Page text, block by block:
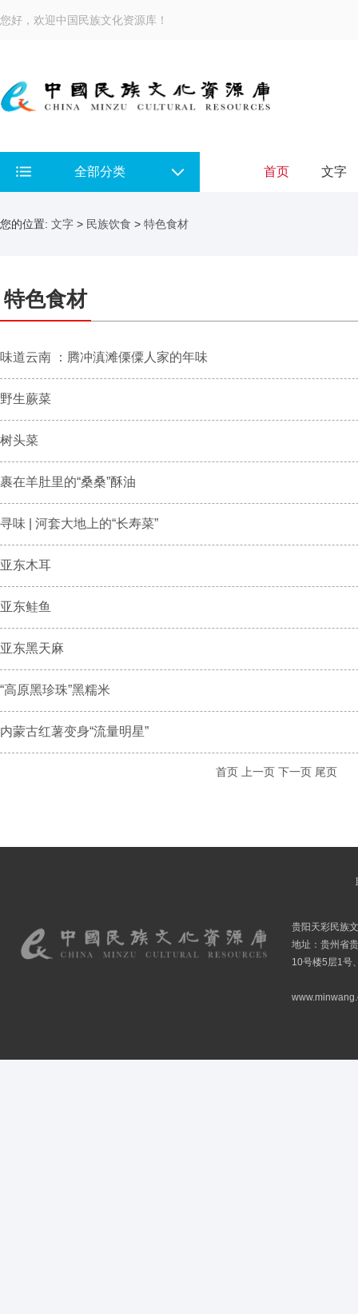
您好，欢迎中国民族文化资源库！
全部分类 首页 文字
您的位置: 文字 > 民族饮食 > 特色食材
特色食材
味道云南 ：腾冲滇滩傈僳人家的年味
野生蕨菜
树头菜
裹在羊肚里的“桑桑”酥油
寻味 | 河套大地上的“长寿菜”
亚东木耳
亚东鲑鱼
亚东黑天麻
“高原黑珍珠”黑糯米
内蒙古红薯变身“流量明星”
首页 上一页 下一页 尾页
贵阳天彩民族
地址：贵州省
10号楼5层1号